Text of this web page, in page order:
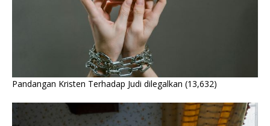
Pandangan Kristen Terhadap Judi dilegalkan (13,632)